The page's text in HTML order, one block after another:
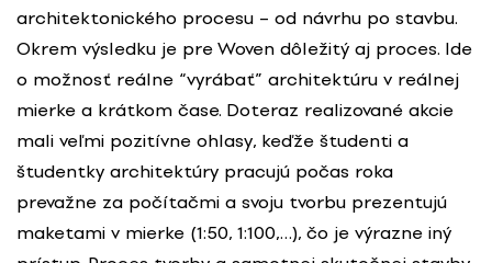
architektonického procesu – od návrhu po stavbu.
Okrem výsledku je pre Woven dôležitý aj proces. Ide
o možnosť reálne “vyrábať” architektúru v reálnej
mierke a krátkom čase. Doteraz realizované akcie
mali veľmi pozitívne ohlasy, keďže študenti a
študentky architektúry pracujú počas roka
prevažne za počítačmi a svoju tvorbu prezentujú
maketami v mierke (1:50, 1:100,…), čo je výrazne iný